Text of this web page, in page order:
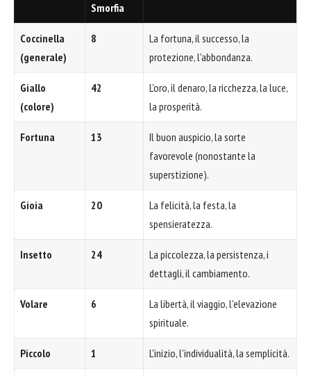
Smorfia
Coccinella
(generale)
8
La fortuna, il successo, la
protezione, l'abbondanza.
Giallo
(colore)
42
L'oro, il denaro, la ricchezza, la luce,
la prosperità.
Fortuna 13
Il buon auspicio, la sorte
favorevole (nonostante la
superstizione).
Gioia 20
La felicità, la festa, la
spensieratezza.
Insetto 24
La piccolezza, la persistenza, i
dettagli, il cambiamento.
Volare 6
La libertà, il viaggio, l'elevazione
spirituale.
Piccolo 1 L'inizio, l'individualità, la semplicità.